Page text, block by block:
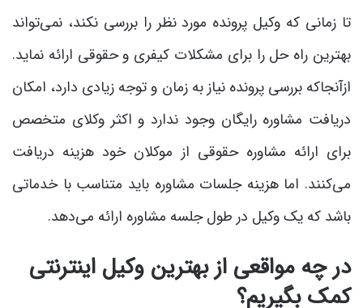
تا زمانی که وکیل پرونده مورد نظر را بررسی نکند، نمی‌تواند
بهترین راه حل را برای مشکلات کیفری و حقوقی ارائه نماید.
ازآنجاکه بررسی پرونده نیاز به زمان و توجه زیادی دارد، امکان
دریافت مشاوره رایگان وجود ندارد و اکثر وکلای متخصص
برای ارائه مشاوره حقوقی از موکلان خود هزینه دریافت
می‌کنند. اما هزینه جلسات مشاوره باید متناسب با خدماتی
باشد که یک وکیل در طول جلسه مشاوره ارائه می‌دهد.
در چه مواقعی از بهترین وکیل اینترنتی
کمک بگیریم؟